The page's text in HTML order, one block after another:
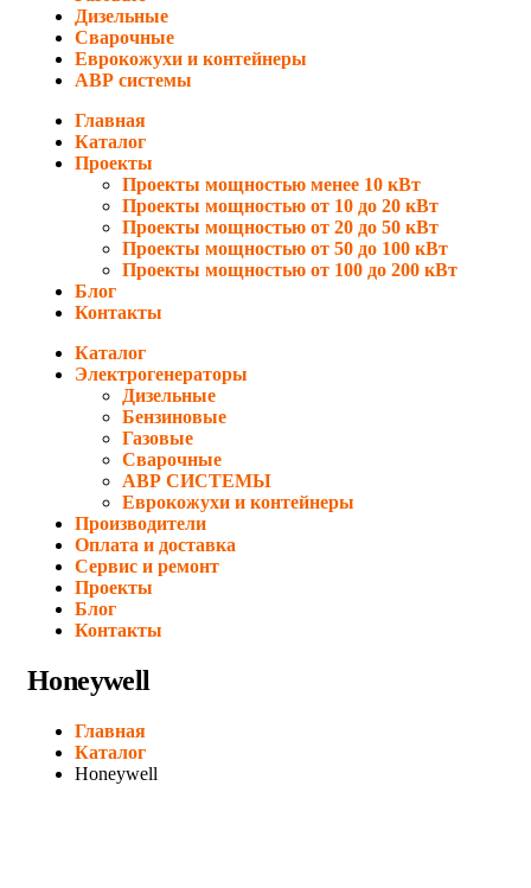
Дизельные
Сварочные
Еврокожухи и контейнеры
АВР системы
Главная
Каталог
Проекты
Проекты мощностью менее 10 кВт
Проекты мощностью от 10 до 20 кВт
Проекты мощностью от 20 до 50 кВт
Проекты мощностью от 50 до 100 кВт
Проекты мощностью от 100 до 200 кВт
Блог
Контакты
Каталог
Электрогенераторы
Дизельные
Бензиновые
Газовые
Сварочные
АВР СИСТЕМЫ
Еврокожухи и контейнеры
Производители
Оплата и доставка
Сервис и ремонт
Проекты
Блог
Контакты
Honeywell
Главная
Каталог
Honeywell